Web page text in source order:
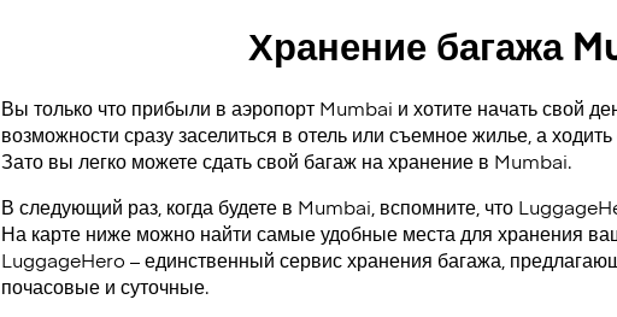
Хранение багажа
Вы только что прибыли в аэропорт Mumbai и хотите начать свой
возможности сразу заселиться в отель или съемное жилье, а
Зато вы легко можете сдать свой багаж на хранение в Mumbai.
В следующий раз, когда будете в Mumbai, вспомните, что
На карте ниже можно найти самые удобные места для хранения
LuggageHero – единственный сервис хранения багажа,
почасовые и суточные.